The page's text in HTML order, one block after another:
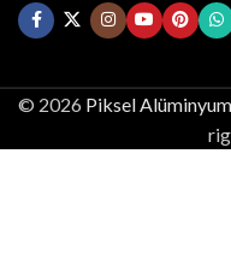
© 2026 Piksel